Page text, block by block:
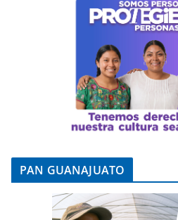
PAN GUANAJUATO